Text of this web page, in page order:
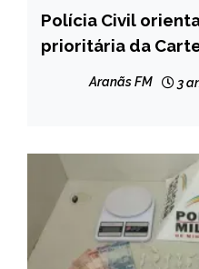
CAPELINHA
MINAS
Polícia Civil
prioritária da
Aranãs FM 3